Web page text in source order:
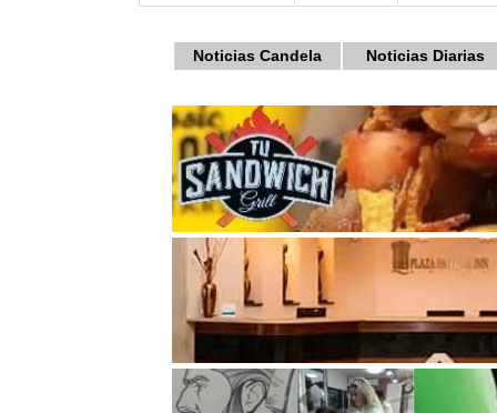
Noticias Candela Noticias Diarias